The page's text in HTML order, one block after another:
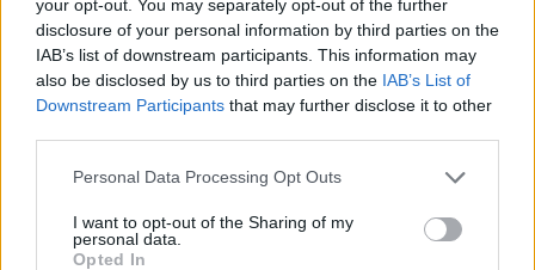
your opt-out. You may separately opt-out of the further
disclosure of your personal information by third parties on the
IAB’s list of downstream participants. This information may
also be disclosed by us to third parties on the IAB’s List of
Downstream Participants that may further disclose it to other
Personal Data Processing Opt Outs
I want to opt-out of the Sharing of my
personal data.
Opted In
κληρονομιάς και της ποιότητας ζωής της περιοχής».
Ακολουθήστε τοnotospress.grστο Google News και
μάθετε πρώτοιόλες τις ειδήσεις
ΕΠΟΜΕΝΗ ΗΜΕΡΑ